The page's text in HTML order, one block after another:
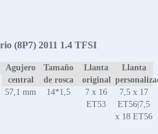
(8P7) 2011 1.4 TFSI
Agujero
central
Tamaño
de rosca
Llanta
original
Llanta
57,1 mm 14*1,5
7 x 16
ET53
7,5 x 17
ET56|7,5
x 18 ET56